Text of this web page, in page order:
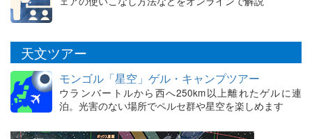
天文ツアー
モンゴル「星空」ゲル・キャンプツアー
ウランバートルから西へ250km以上離れたゲルに連
泊。光害のない場所でペルセ群や星空を楽しめます